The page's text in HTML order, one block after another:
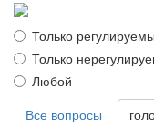
Только
Только
Любой
Все вопросы